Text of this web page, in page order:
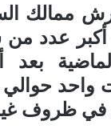
ممالك
عدد من
بعد
ظروف غير